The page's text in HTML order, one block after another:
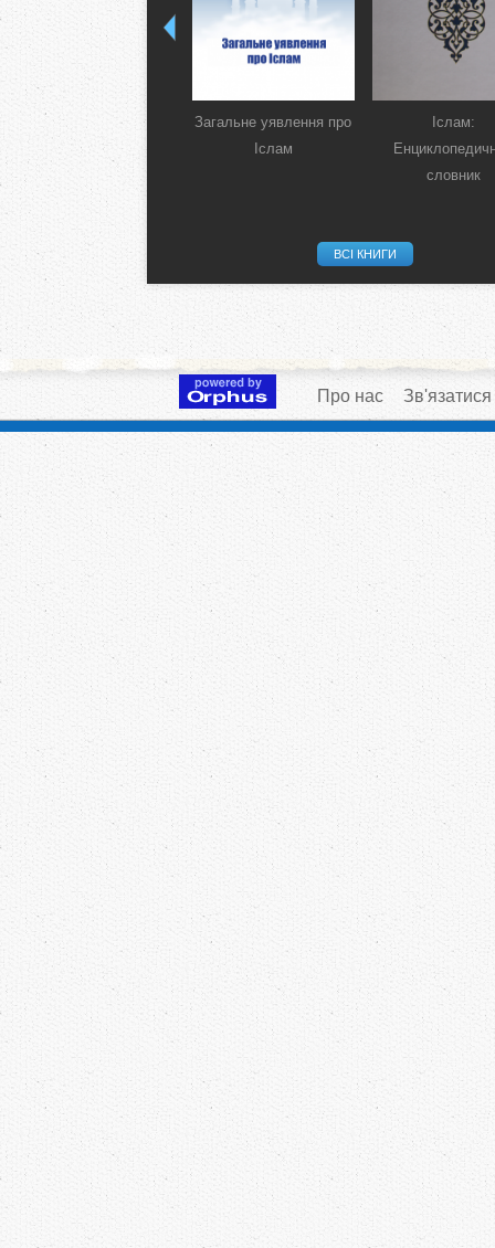
Загальне уявлення про
Іслам
Іслам:
словник
ВСІ КНИГИ
Про нас